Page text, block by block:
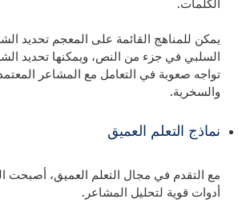
الكلمات.
يمكن للمناهج القائمة على المعجم تحديد
السلبي في جزء من النص، ويمكنها تحديد
تواجه صعوبة في التعامل مع المشاعر
والسخرية.
نماذج التعلم العميق
مع التقدم في مجال التعلم العميق، أصبحت
أدوات قوية لتحليل المشاعر.